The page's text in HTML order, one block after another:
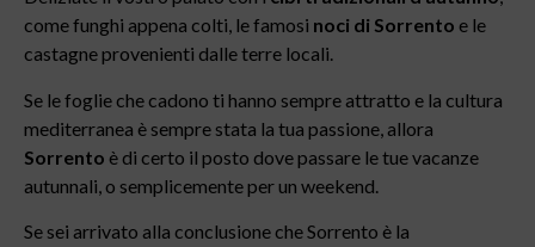
come funghi appena colti, le famosi noci di Sorrento e le
castagne provenienti dalle terre locali.
Se le foglie che cadono ti hanno sempre attratto e la cultura
mediterranea è sempre stata la tua passione, allora
Sorrento è di certo il posto dove passare le tue vacanze
autunnali, o semplicemente per un weekend.
Se sei arrivato alla conclusione che Sorrento è la